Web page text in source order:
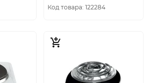
Код товара: 122284